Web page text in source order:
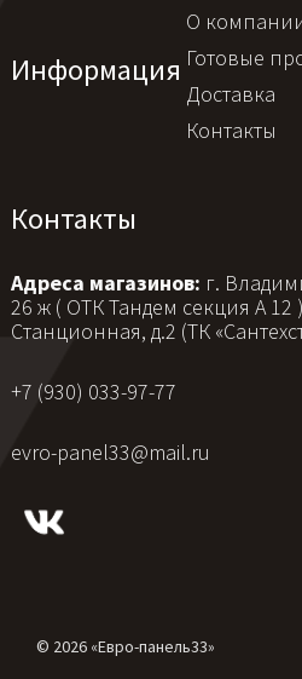
Информация
О
Готовые
Доставка
Контакты
Контакты
Адреса магазинов: г.
26 ж ( ОТК Тандем секция А 12
Станционная, д.2 (ТК
+7 (930) 033-97-77
evro-panel33@mail.ru
© 2026 «Евро-панель33»